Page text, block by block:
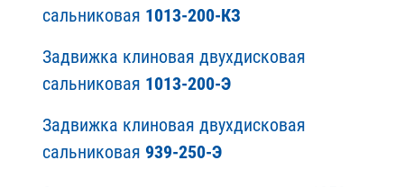
сальниковая 1013-200-КЗ
Задвижка клиновая двухдисковая
сальниковая 1013-200-Э
Задвижка клиновая двухдисковая
сальниковая 939-250-Э